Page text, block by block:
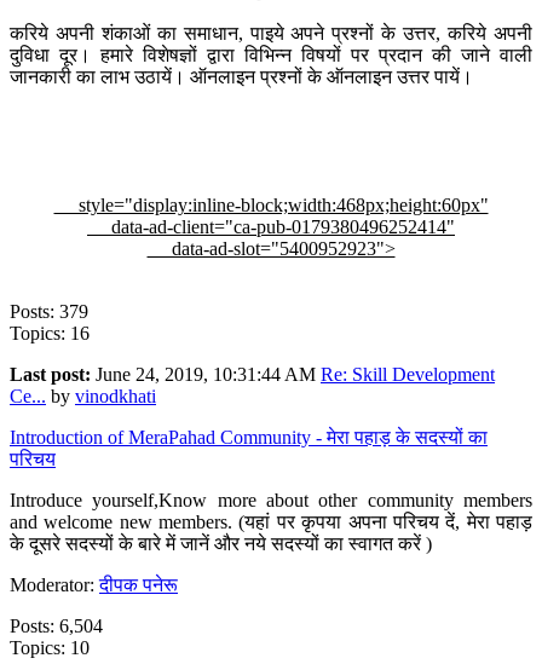
करिये अपनी शंकाओं का समाधान, पाइये अपने प्रश्नों के उत्तर, करिये अपनी
दुविधा दूर। हमारे विशेषज्ञों द्वारा विभिन्न विषयों पर प्रदान की जाने वाली
जानकारी का लाभ उठायें। ऑनलाइन प्रश्नों के ऑनलाइन उत्तर पायें।
style="display:inline-block;width:468px;height:60px"
data-ad-client="ca-pub-0179380496252414"
data-ad-slot="5400952923">
Posts: 379
Topics: 16
Last post: June 24, 2019, 10:31:44 AM Re: Skill Development
Ce... by vinodkhati
Introduction of MeraPahad Community - मेरा पहाड़ के सदस्यों का
परिचय
Introduce yourself,Know more about other community members
and welcome new members. (यहां पर कृपया अपना परिचय दें, मेरा पहाड़
के दूसरे सदस्यों के बारे में जानें और नये सदस्यों का स्वागत करें )
Moderator:दीपक पनेरू
Posts: 6,504
Topics: 10